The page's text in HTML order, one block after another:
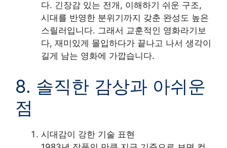
다. 긴장감 있는 전개, 이해하기 쉬운 구조,
시대를 반영한 분위기까지 갖춘 완성도 높은
스릴러입니다. 그래서 교훈적인 영화라기보
다, 재미있게 몰입하다가 끝나고 나서 생각이
길게 남는 영화에 가깝습니다.
8. 솔직한 감상과 아쉬운
점
시대감이 강한 기술 표현